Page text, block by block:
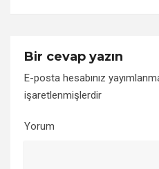
Bir cevap yazın
E-posta hesabınız
işaretlenmişlerdir
Yorum